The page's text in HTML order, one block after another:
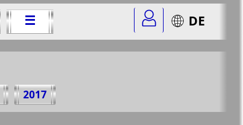
☰ DE
2017